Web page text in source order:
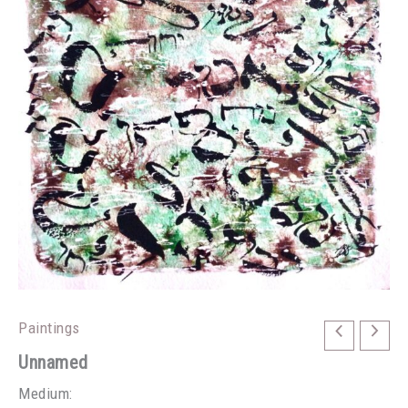
Paintings
Unnamed
Medium: